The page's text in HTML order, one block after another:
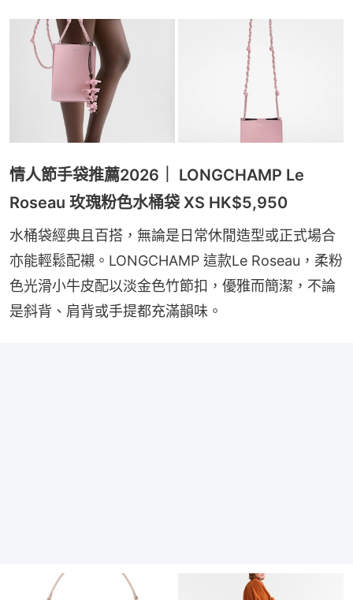
情人節手袋推薦2026｜ LONGCHAMP Le
Roseau 玫瑰粉色水桶袋 XS HK$5,950
水桶袋經典且百搭，無論是日常休閒造型或正式場合
亦能輕鬆配襯。LONGCHAMP 這款Le Roseau，柔粉
色光滑小牛皮配以淡金色竹節扣，優雅而簡潔，不論
是斜背、肩背或手提都充滿韻味。